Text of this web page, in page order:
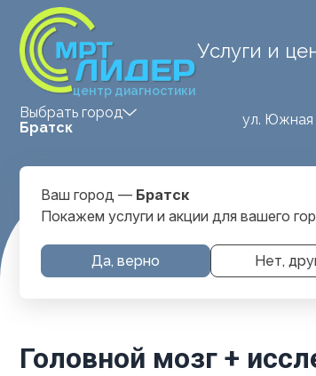
центр диагностики
Услуги и
Выбрать город
Братск
ул. Южная
Ваш город — Братск
Покажем услуги и акции для вашего
Да, верно Нет,
Услуги и цены МРТ Головы
Головной мозг +